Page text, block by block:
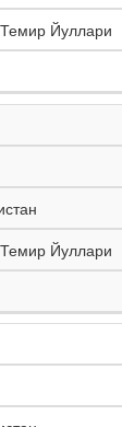
Йуллари
Йуллари